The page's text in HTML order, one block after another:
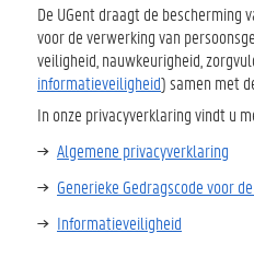
De UGent draagt de bescherming
voor de verwerking van
veiligheid, nauwkeurigheid,
informatieveiligheid) samen met
In onze privacyverklaring vindt u
Algemene privacyverklaring
Generieke Gedragscode voor
Informatieveiligheid